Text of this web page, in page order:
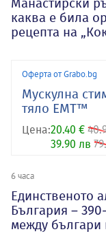
Манастирски
каква е била
рецепта на
Оферта от Grabo.bg
Mускулна
тяло EMT™
Цена:20.40 €
39.90 лв
6 часа
Единственото
България –
между българи